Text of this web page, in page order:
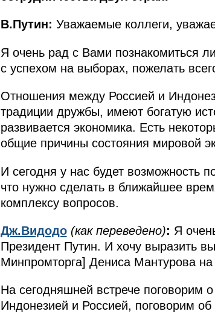
В.Путин: Уважаемые коллеги,
Я очень рад с Вами познакомиться
с успехом на выборах, пожелать
Отношения между Россией и
традиции дружбы, имеют богатую
развивается экономика. Есть
общие причины состояния мировой
И сегодня у нас будет возможность
что нужно сделать в ближайшее
комплексу вопросов.
Дж.Видодо (как переведено): Я
Президент Путин. И хочу выразить
Минпромторга] Дениса Мантурова
На сегодняшней встрече поговорим
Индонезией и Россией, поговорим об